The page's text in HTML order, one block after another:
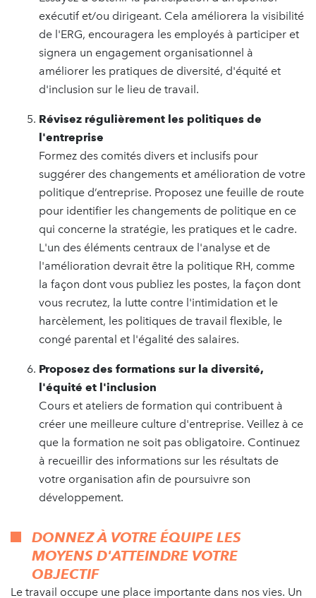
exécutif et/ou dirigeant. Cela améliorera la visibilité
de l'ERG, encouragera les employés à participer et
signera un engagement organisationnel à
améliorer les pratiques de diversité, d'équité et
d'inclusion sur le lieu de travail.
Révisez régulièrement les politiques de
l'entreprise
Formez des comités divers et inclusifs pour
suggérer des changements et amélioration de votre
politique d’entreprise. Proposez une feuille de route
pour identifier les changements de politique en ce
qui concerne la stratégie, les pratiques et le cadre.
L'un des éléments centraux de l'analyse et de
l'amélioration devrait être la politique RH, comme
la façon dont vous publiez les postes, la façon dont
vous recrutez, la lutte contre l'intimidation et le
harcèlement, les politiques de travail flexible, le
congé parental et l'égalité des salaires.
Proposez des formations sur la diversité,
l'équité et l'inclusion
Cours et ateliers de formation qui contribuent à
créer une meilleure culture d'entreprise. Veillez à ce
que la formation ne soit pas obligatoire. Continuez
à recueillir des informations sur les résultats de
votre organisation afin de poursuivre son
développement.
DONNEZ À VOTRE ÉQUIPE LES
MOYENS D'ATTEINDRE VOTRE
OBJECTIF‍
Le travail occupe une place importante dans nos vies. Un